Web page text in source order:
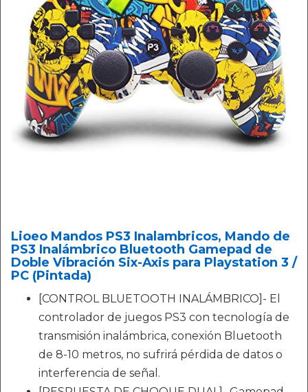
Lioeo Mandos PS3 Inalambricos, Mando de
PS3 Inalámbrico Bluetooth Gamepad de
Doble Vibración Six-Axis para Playstation 3 /
PC (Pintada)
[CONTROL BLUETOOTH INALÁMBRICO]- El
controlador de juegos PS3 con tecnología de
transmisión inalámbrica, conexión Bluetooth
de 8-10 metros, no sufrirá pérdida de datos o
interferencia de señal.